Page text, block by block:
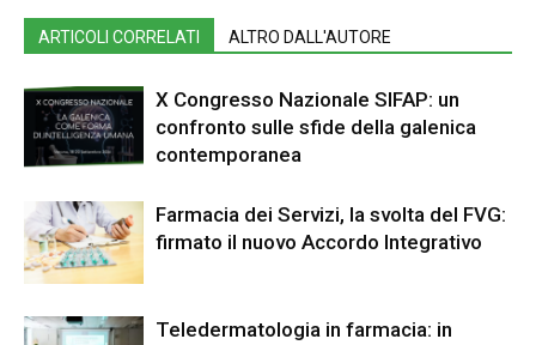
ARTICOLI CORRELATI ALTRO DALL'AUTORE
X Congresso Nazionale SIFAP: un
confronto sulle sfide della galenica
contemporanea
Farmacia dei Servizi, la svolta del FVG:
firmato il nuovo Accordo Integrativo
Teledermatologia in farmacia: in